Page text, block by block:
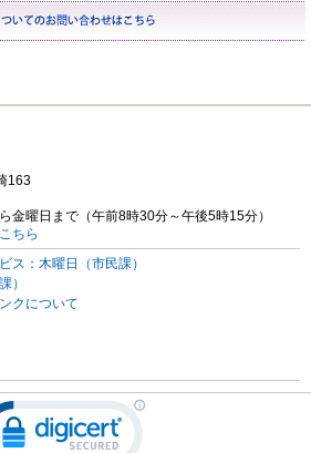
163
金曜日まで（午前8時30分～午後5時15分）
ちら
ス：木曜日（市民課）
）
クについて